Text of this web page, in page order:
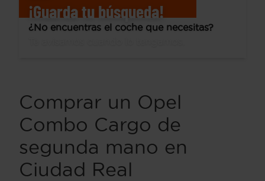
¡Guarda tu búsqueda!
¿No encuentras el coche que necesitas?
Comprar un Opel
Combo Cargo de
segunda mano en
Ciudad Real